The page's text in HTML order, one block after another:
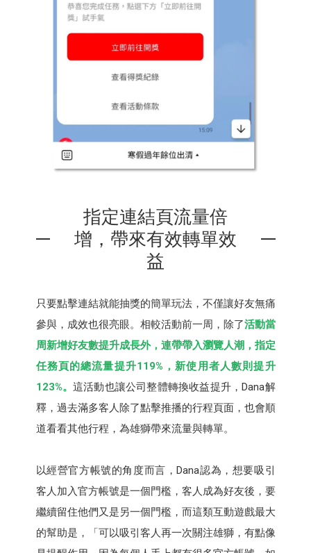
指定連結頁流量倍
增，帶來有效轉單效
益
只要點擊連結就能抽獎的簡單玩法，不僅讓好友無痛
參與，成效也很亮眼。相較活動前一周，除了活動當
周新增好友數提升成長外，連帶帶入瀏覽人潮，指定
任務頁的總流量提升119%，新使用者人數則提升
123%。 這活動也讓公司整體轉換收益提升，Dana解
釋，過去滿多客人除了點擊推播的行程頁面，也會順
道看看其他行程，為雄獅帶來流量與轉單。
以經營官方帳號的角度而言，Dana認為，想要吸引
客人加入官方帳號是一個門檻，客人成為好友後，要
繼續留住他們又是另一個門檻，而這類互動遊戲最大
的幫助是，「可以吸引客人再一次關注雄獅，有點像